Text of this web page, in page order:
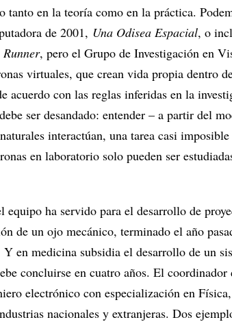
tanto en la teoría como en la práctica.
de 2001, Una Odisea Espacial, o
, pero el Grupo de Investigación en
virtuales, que crean vida propia dentro
acuerdo con las reglas inferidas en la
ser desandado: entender – a partir del
interactúan, una tarea casi imposible
en laboratorio solo pueden ser
ha servido para el desarrollo de
de un ojo mecánico, terminado el año
en medicina subsidia el desarrollo de un
concluirse en cuatro años. El coordinador
electrónico con especialización en
nacionales y extranjeras. Dos